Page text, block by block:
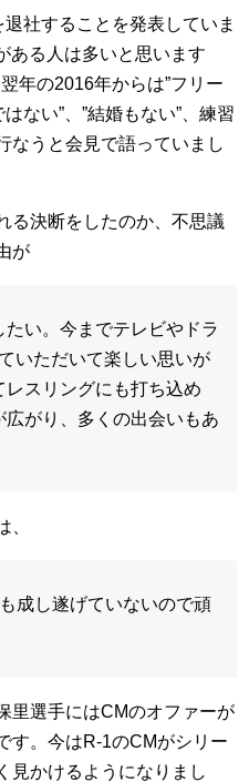
社することを発表していま
ある人は多いと思います
年の2016年からは”フリー
ない”、”結婚もない”、練習
なうと会見で語っていまし
る決断をしたのか、不思議
が
い。今までテレビやドラ
いただいて楽しい思いが
スリングにも打ち込め
がり、多くの出会いもあ
、
成し遂げていないので頑
里選手にはCMのオファーが
す。今はR-1のCMがシリー
見かけるようになりまし